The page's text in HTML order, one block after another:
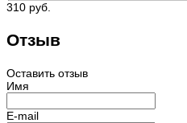
310 руб.
Отзыв
Оставить отзыв
Имя
E-mail